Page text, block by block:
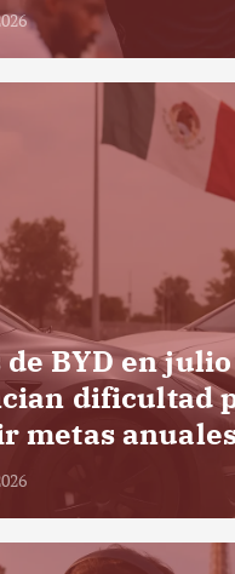
de BYD en julio
dificultad
metas